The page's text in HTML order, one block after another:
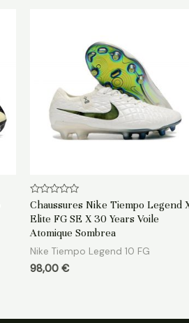
Note
0
sur
5
Chaussures Nike Tiempo Legend
Elite FG SE X 30 Years Voile
Atomique Sombrea
Nike Tiempo Legend 10 FG
98,00 €